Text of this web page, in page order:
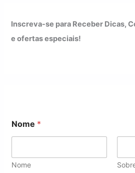
Inscreva-se para Receber Dicas,
e ofertas especiais!
Nome *
Nome